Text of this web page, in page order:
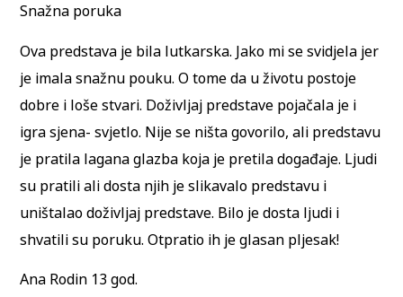
Snažna poruka
Ova predstava je bila lutkarska. Jako mi se svidjela jer
je imala snažnu pouku. O tome da u životu postoje
dobre i loše stvari. Doživljaj predstave pojačala je i
igra sjena- svjetlo. Nije se ništa govorilo, ali predstavu
je pratila lagana glazba koja je pretila događaje. Ljudi
su pratili ali dosta njih je slikavalo predstavu i
uništalao doživljaj predstave. Bilo je dosta ljudi i
shvatili su poruku. Otpratio ih je glasan pljesak!
Ana Rodin 13 god.